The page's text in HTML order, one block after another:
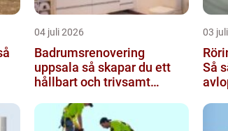
04 juli 2026
Badrumsrenovering
uppsala så skapar du ett
hållbart och trivsamt
03
Så